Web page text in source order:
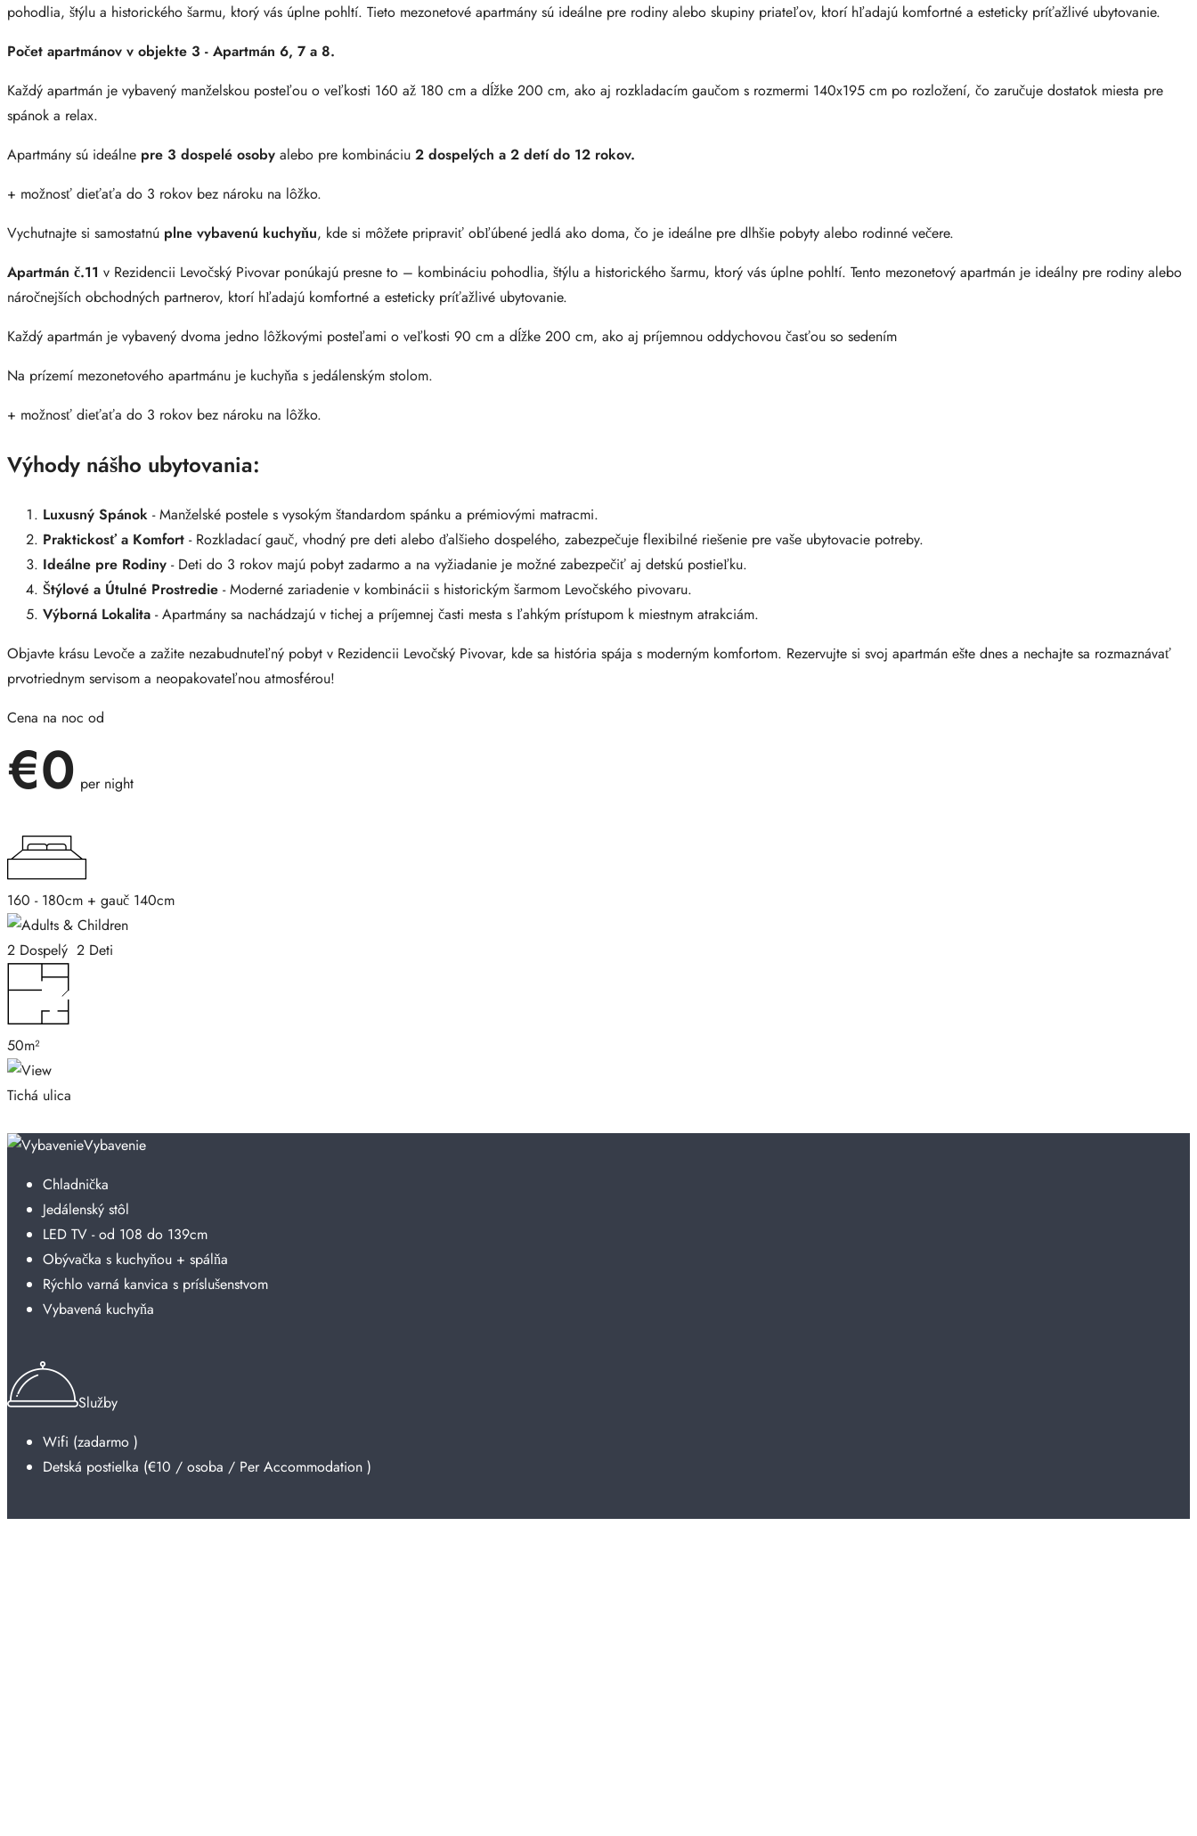
pohodlia, štýlu a historického šarmu, ktorý vás úplne pohltí. Tieto mezonetové apartmány sú ideálne pre rodiny alebo skupiny priateľov, ktorí hľadajú komfortné a esteticky príťažlivé ubytovanie.
Počet apartmánov v objekte 3 - Apartmán 6, 7 a 8.
Každý apartmán je vybavený manželskou posteľou o veľkosti 160 až 180 cm a dĺžke 200 cm, ako aj rozkladacím gaučom s rozmermi 140x195 cm po rozložení, čo zaručuje dostatok miesta pre
spánok a relax.
Apartmány sú ideálne pre 3 dospelé osoby alebo pre kombináciu 2 dospelých a 2 detí do 12 rokov.
+ možnosť dieťaťa do 3 rokov bez nároku na lôžko.
Vychutnajte si samostatnú plne vybavenú kuchyňu, kde si môžete pripraviť obľúbené jedlá ako doma, čo je ideálne pre dlhšie pobyty alebo rodinné večere.
Apartmán č.11 v Rezidencii Levočský Pivovar ponúkajú presne to – kombináciu pohodlia, štýlu a historického šarmu, ktorý vás úplne pohltí. Tento mezonetový apartmán je ideálny pre rodiny alebo
náročnejších obchodných partnerov, ktorí hľadajú komfortné a esteticky príťažlivé ubytovanie.
Každý apartmán je vybavený dvoma jedno lôžkovými posteľami o veľkosti 90 cm a dĺžke 200 cm, ako aj príjemnou oddychovou časťou so sedením
Na prízemí mezonetového apartmánu je kuchyňa s jedálenským stolom.
+ možnosť dieťaťa do 3 rokov bez nároku na lôžko.
Výhody nášho ubytovania:
Luxusný Spánok - Manželské postele s vysokým štandardom spánku a prémiovými matracmi.
Praktickosť a Komfort - Rozkladací gauč, vhodný pre deti alebo ďalšieho dospelého, zabezpečuje flexibilné riešenie pre vaše ubytovacie potreby.
Ideálne pre Rodiny - Deti do 3 rokov majú pobyt zadarmo a na vyžiadanie je možné zabezpečiť aj detskú postieľku.
Štýlové a Útulné Prostredie - Moderné zariadenie v kombinácii s historickým šarmom Levočského pivovaru.
Výborná Lokalita - Apartmány sa nachádzajú v tichej a príjemnej časti mesta s ľahkým prístupom k miestnym atrakciám.
Objavte krásu Levoče a zažite nezabudnuteľný pobyt v Rezidencii Levočský Pivovar, kde sa história spája s moderným komfortom. Rezervujte si svoj apartmán ešte dnes a nechajte sa rozmaznávať
prvotriednym servisom a neopakovateľnou atmosférou!
Cena na noc od
€0 per night
160 - 180cm + gauč 140cm
2 Dospelý 2 Deti
50m²
Tichá ulica
Vybavenie
Chladnička
Jedálenský stôl
LED TV - od 108 do 139cm
Obývačka s kuchyňou + spálňa
Rýchlo varná kanvica s príslušenstvom
Vybavená kuchyňa
Služby
Wifi (zadarmo )
Detská postielka (€10 / osoba / Per Accommodation )